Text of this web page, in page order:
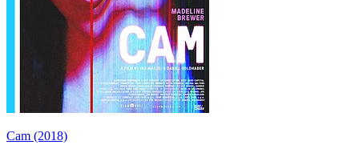
Cam (2018)